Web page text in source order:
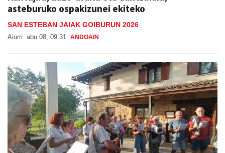
asteburuko ospakizunei ekiteko
SAN ESTEBAN JAIAK GOIBURUN 2026
Aiurri abu 08, 09:31 ANDOAIN